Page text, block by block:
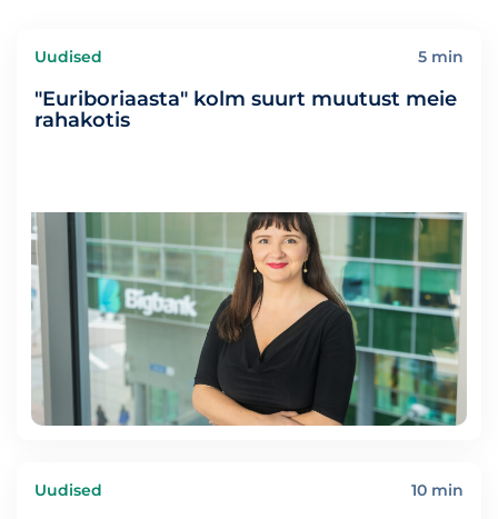
Uudised 5 min
"Euriboriaasta" kolm suurt muutust meie
rahakotis
Uudised 10 min